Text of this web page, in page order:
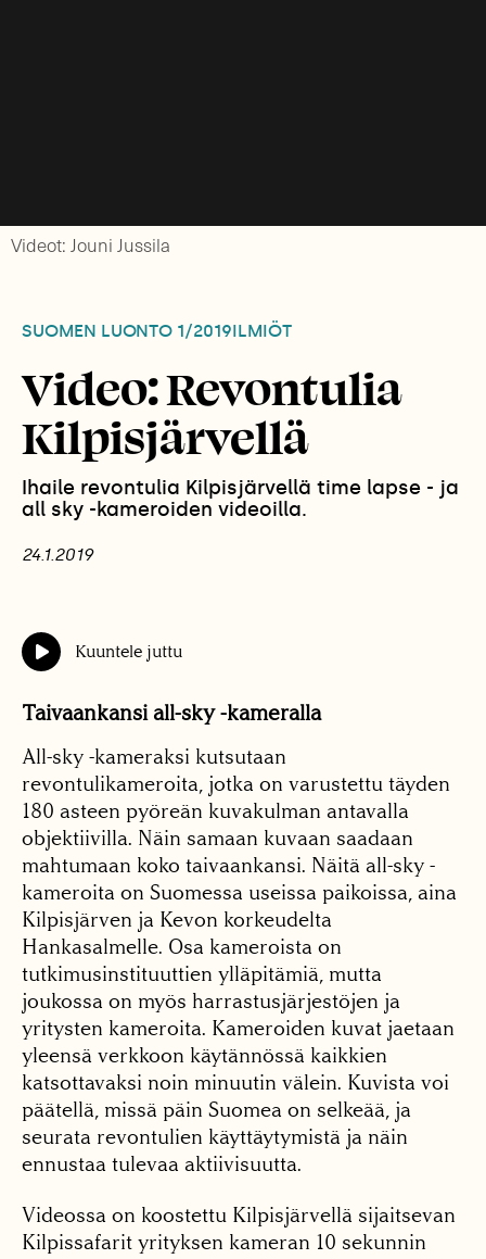
Videot: Jouni Jussila
SUOMEN LUONTO 1/2019ILMIÖT
Video: Revontulia
Kilpisjärvellä
Ihaile revontulia Kilpisjärvellä time lapse - ja
all sky -kameroiden videoilla.
24.1.2019
Kuuntele juttu
Taivaankansi all-sky -kameralla
All-sky -kameraksi kutsutaan
revontulikameroita, jotka on varustettu täyden
180 asteen pyöreän kuvakulman antavalla
objektiivilla. Näin samaan kuvaan saadaan
mahtumaan koko taivaankansi. Näitä all-sky -
kameroita on Suomessa useissa paikoissa, aina
Kilpisjärven ja Kevon korkeudelta
Hankasalmelle. Osa kameroista on
tutkimusinstituuttien ylläpitämiä, mutta
joukossa on myös harrastusjärjestöjen ja
yritysten kameroita. Kameroiden kuvat jaetaan
yleensä verkkoon käytännössä kaikkien
katsottavaksi noin minuutin välein. Kuvista voi
päätellä, missä päin Suomea on selkeää, ja
seurata revontulien käyttäytymistä ja näin
ennustaa tulevaa aktiivisuutta.
Videossa on koostettu Kilpisjärvellä sijaitsevan
Kilpissafarit yrityksen kameran 10 sekunnin